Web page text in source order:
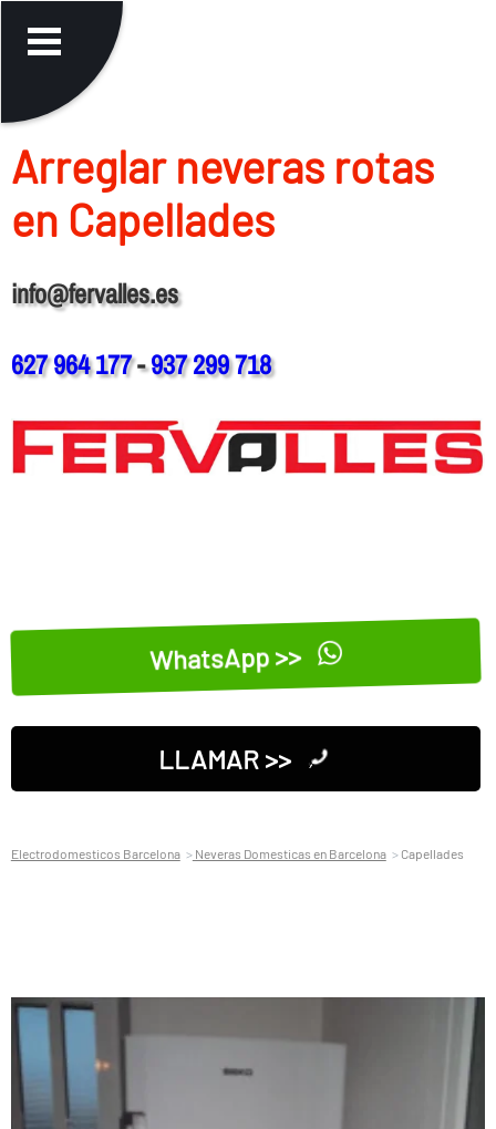
Arreglar neveras rotas
en Capellades
info@fervalles.es
627 964 177-937 299 718
WhatsApp >>
LLAMAR >>
Electrodomesticos Barcelona Neveras Domesticas en Barcelona Capellades